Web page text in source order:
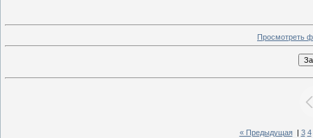
Просмотреть
« Предыдущая| 3 4